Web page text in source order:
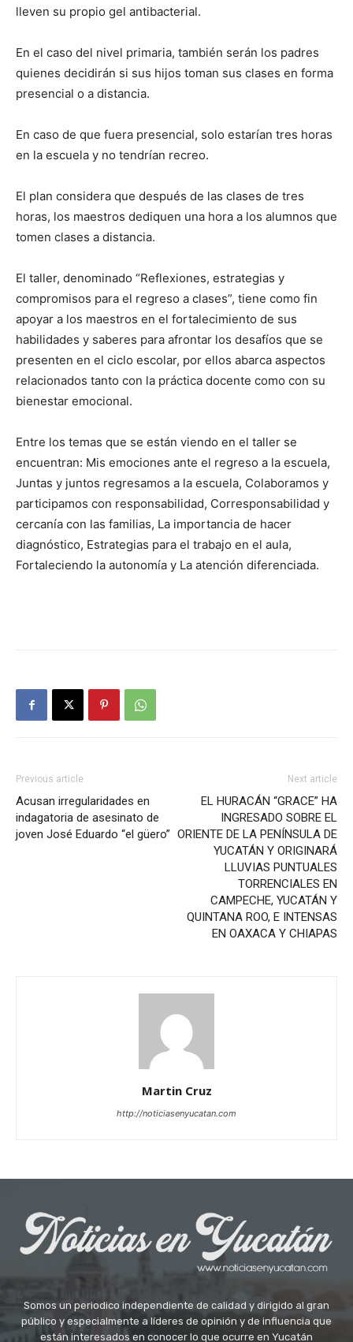
lleven su propio gel antibacterial.
En el caso del nivel primaria, también serán los padres
quienes decidirán si sus hijos toman sus clases en forma
presencial o a distancia.
En caso de que fuera presencial, solo estarían tres horas
en la escuela y no tendrían recreo.
El plan considera que después de las clases de tres
horas, los maestros dediquen una hora a los alumnos que
tomen clases a distancia.
El taller, denominado “Reflexiones, estrategias y
compromisos para el regreso a clases”, tiene como fin
apoyar a los maestros en el fortalecimiento de sus
habilidades y saberes para afrontar los desafíos que se
presenten en el ciclo escolar, por ellos abarca aspectos
relacionados tanto con la práctica docente como con su
bienestar emocional.
Entre los temas que se están viendo en el taller se
encuentran: Mis emociones ante el regreso a la escuela,
Juntas y juntos regresamos a la escuela, Colaboramos y
participamos con responsabilidad, Corresponsabilidad y
cercanía con las familias, La importancia de hacer
diagnóstico, Estrategias para el trabajo en el aula,
Fortaleciendo la autonomía y La atención diferenciada.
Previous article
Acusan irregularidades en
indagatoria de asesinato de
joven José Eduardo “el güero”
Next article
EL HURACÁN “GRACE” HA
INGRESADO SOBRE EL
ORIENTE DE LA PENÍNSULA DE
YUCATÁN Y ORIGINARÁ
LLUVIAS PUNTUALES
TORRENCIALES EN
CAMPECHE, YUCATÁN Y
QUINTANA ROO, E INTENSAS
EN OAXACA Y CHIAPAS
Martin Cruz
http://noticiasenyucatan.com
Somos un periodico independiente de calidad y dirigido al gran
público y especialmente a líderes de opinión y de influencia que
están interesados en conocer lo que ocurre en Yucatán